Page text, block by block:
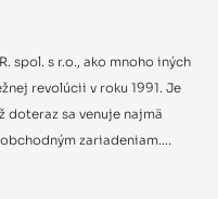
spol. s r.o., ako mnoho iných
revolúcii v roku 1991. Je
doteraz sa venuje najmä
zariadeniam....